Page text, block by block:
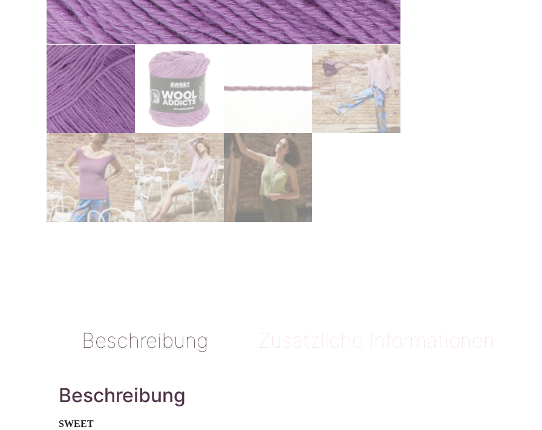
Beschreibung Zusätzliche Informationen
Beschreibung
SWEET